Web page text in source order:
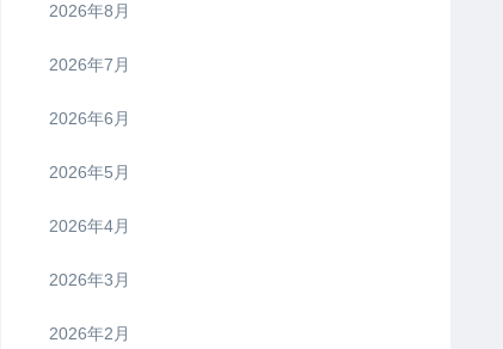
2026年8月
2026年7月
2026年6月
2026年5月
2026年4月
2026年3月
2026年2月